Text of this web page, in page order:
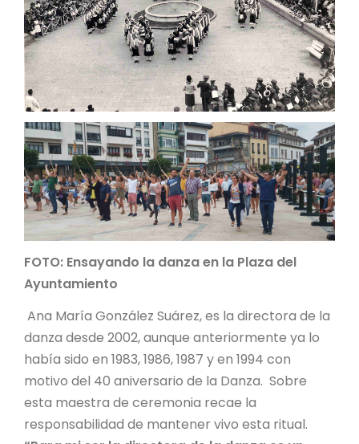
FOTO: Ensayando la danza en la Plaza del
Ayuntamiento
Ana María González Suárez, es la directora de la
danza desde 2002, aunque anteriormente ya lo
había sido en 1983, 1986, 1987 y en 1994 con
motivo del 40 aniversario de la Danza. Sobre
esta maestra de ceremonia recae la
responsabilidad de mantener vivo esta ritual.